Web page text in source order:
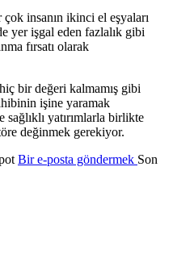
insanın ikinci el eşyaları
yer işgal eden fazlalık gibi
fırsatı olarak
bir değeri kalmamış gibi
işine yaramak
yatırımlarla birlikte
değinmek gerekiyor.
Bir e-posta göndermek Son